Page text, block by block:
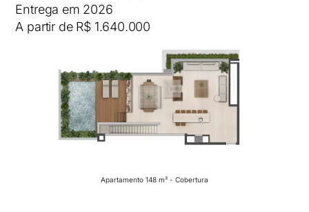
Entrega em 2026
A partir de R$ 1.640.000
Apartamento 148 m² - Cobertura